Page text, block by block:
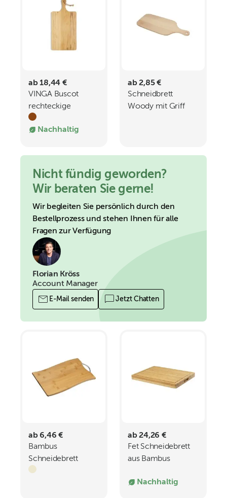
ab 18,44 €
VINGA Buscot
rechteckige
Servierplatte
Nachhaltig
ab 2,85 €
Schneidbrett
Woody mit Griff
Nicht fündig geworden?
Wir beraten Sie gerne!
Wir begleiten Sie persönlich durch den
Bestellprozess und stehen Ihnen für alle
Fragen zur Verfügung
Florian Kröss
Account Manager
E-Mail senden Jetzt Chatten
ab 6,46 €
Bambus
Schneidebrett
Bratislava
ab 24,26 €
Fet Schneidebrett
aus Bambus
Nachhaltig